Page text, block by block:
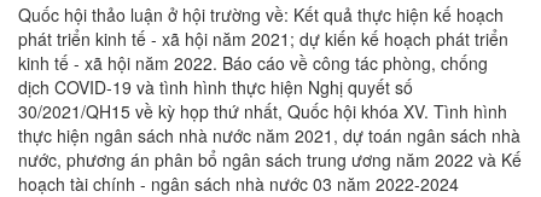
Quốc hội thảo luận ở hội trường về: Kết quả thực hiện kế hoạch
phát triển kinh tế - xã hội năm 2021; dự kiến kế hoạch phát triển
kinh tế - xã hội năm 2022. Báo cáo về công tác phòng, chống
dịch COVID-19 và tình hình thực hiện Nghị quyết số
30/2021/QH15 về kỳ họp thứ nhất, Quốc hội khóa XV. Tình hình
thực hiện ngân sách nhà nước năm 2021, dự toán ngân sách nhà
nước, phương án phân bổ ngân sách trung ương năm 2022 và Kế
hoạch tài chính - ngân sách nhà nước 03 năm 2022-2024